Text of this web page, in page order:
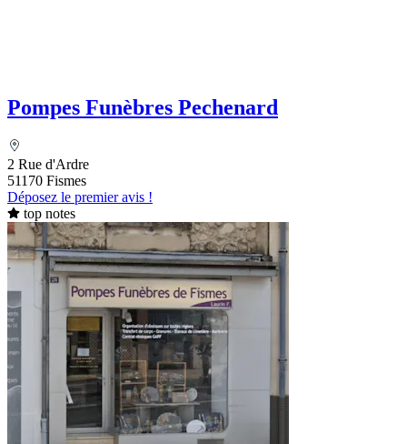
Pompes Funèbres Pechenard
2 Rue d'Ardre
51170 Fismes
Déposez le premier avis !
top notes